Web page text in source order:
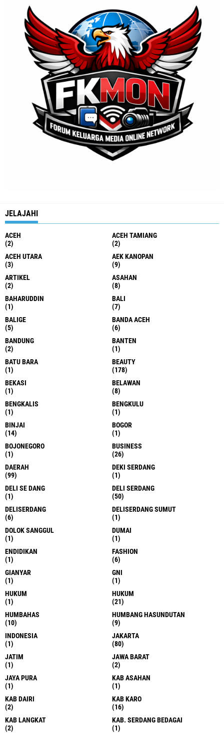
JELAJAHI
ACEH
(2)
ACEH TAMIANG
(2)
ACEH UTARA
(3)
AEK KANOPAN
(9)
ARTIKEL
(2)
ASAHAN
(8)
BAHARUDDIN
(1)
BALI
(7)
BALIGE
(5)
BANDA ACEH
(6)
BANDUNG
(2)
BANTEN
(1)
BATU BARA
(1)
BEAUTY
(178)
BEKASI
(1)
BELAWAN
(8)
BENGKALIS
(1)
BENGKULU
(1)
BINJAI
(14)
BOGOR
(1)
BOJONEGORO
(1)
BUSINESS
(26)
DAERAH
(99)
DEKI SERDANG
(1)
DELI SE DANG
(1)
DELI SERDANG
(50)
DELISERDANG
(6)
DELISERDANG SUMUT
(1)
DOLOK SANGGUL
(1)
DUMAI
(1)
ENDIDIKAN
(1)
FASHION
(6)
GIANYAR
(1)
GNI
(1)
HUKUM
(1)
HUKUM
(21)
HUMBAHAS
(10)
HUMBANG HASUNDUTAN
(9)
INDONESIA
(1)
JAKARTA
(80)
JATIM
(1)
JAWA BARAT
(2)
JAYA PURA
(1)
KAB ASAHAN
(1)
KAB DAIRI
(2)
KAB KARO
(16)
KAB LANGKAT
(2)
KAB. SERDANG BEDAGAI
(1)